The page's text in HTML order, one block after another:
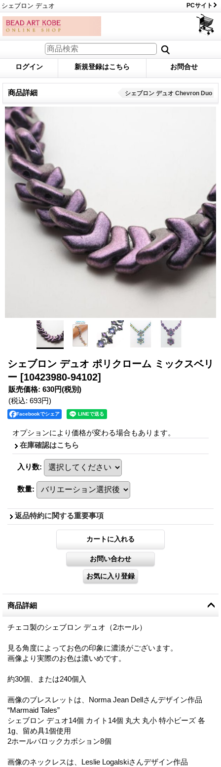
シェブロン デュオ PCサイト
ログイン 新規登録はこちら お問合せ
商品詳細 シェブロン デュオ Chevron Duo
シェブロン デュオ ポリクローム ミックスベリ
ー [10423980-94102]
販売価格: 630円(税別)
(税込: 693円)
Facebookでシェア
オプションにより価格が変わる場合もあります。
在庫確認はこちら
入り数:
数量:
返品特約に関する重要事項
商品詳細
チェコ製のシェブロン デュオ（2ホール）
見る角度によってお色の印象に濃淡がございます。
画像より実際のお色は濃いめです。
約30個、または240個入
画像のブレスレットは、Norma Jean Dellさんデザイン作品
“Marmaid Tales”
シェブロン デュオ14個 カイト14個 丸大 丸小 特小ビーズ 各
1g、留め具1個使用
2ホールバロックカボション8個
画像のネックレスは、Leslie Logalskiさんデザイン作品